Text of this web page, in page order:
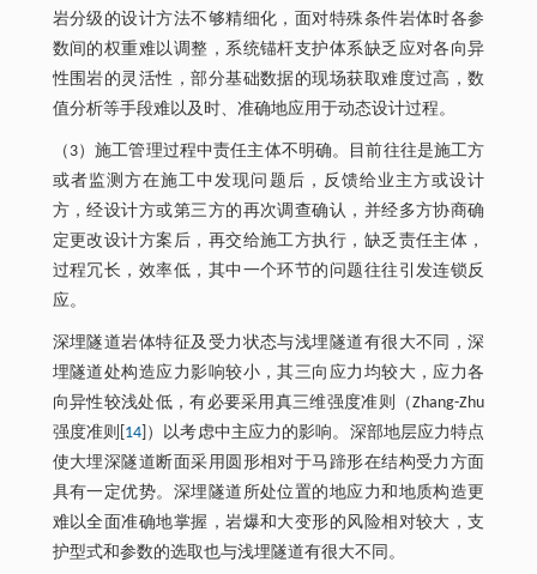
岩分级的设计方法不够精细化，面对特殊条件岩体时各参
数间的权重难以调整，系统锚杆支护体系缺乏应对各向异
性围岩的灵活性，部分基础数据的现场获取难度过高，数
值分析等手段难以及时、准确地应用于动态设计过程。
（3）施工管理过程中责任主体不明确。目前往往是施工方
或者监测方在施工中发现问题后，反馈给业主方或设计
方，经设计方或第三方的再次调查确认，并经多方协商确
定更改设计方案后，再交给施工方执行，缺乏责任主体，
过程冗长，效率低，其中一个环节的问题往往引发连锁反
应。
深埋隧道岩体特征及受力状态与浅埋隧道有很大不同，深
埋隧道处构造应力影响较小，其三向应力均较大，应力各
向异性较浅处低，有必要采用真三维强度准则（Zhang-Zhu
强度准则[ 14 ]）以考虑中主应力的影响。深部地层应力特点
使大埋深隧道断面采用圆形相对于马蹄形在结构受力方面
具有一定优势。深埋隧道所处位置的地应力和地质构造更
难以全面准确地掌握，岩爆和大变形的风险相对较大，支
护型式和参数的选取也与浅埋隧道有很大不同。